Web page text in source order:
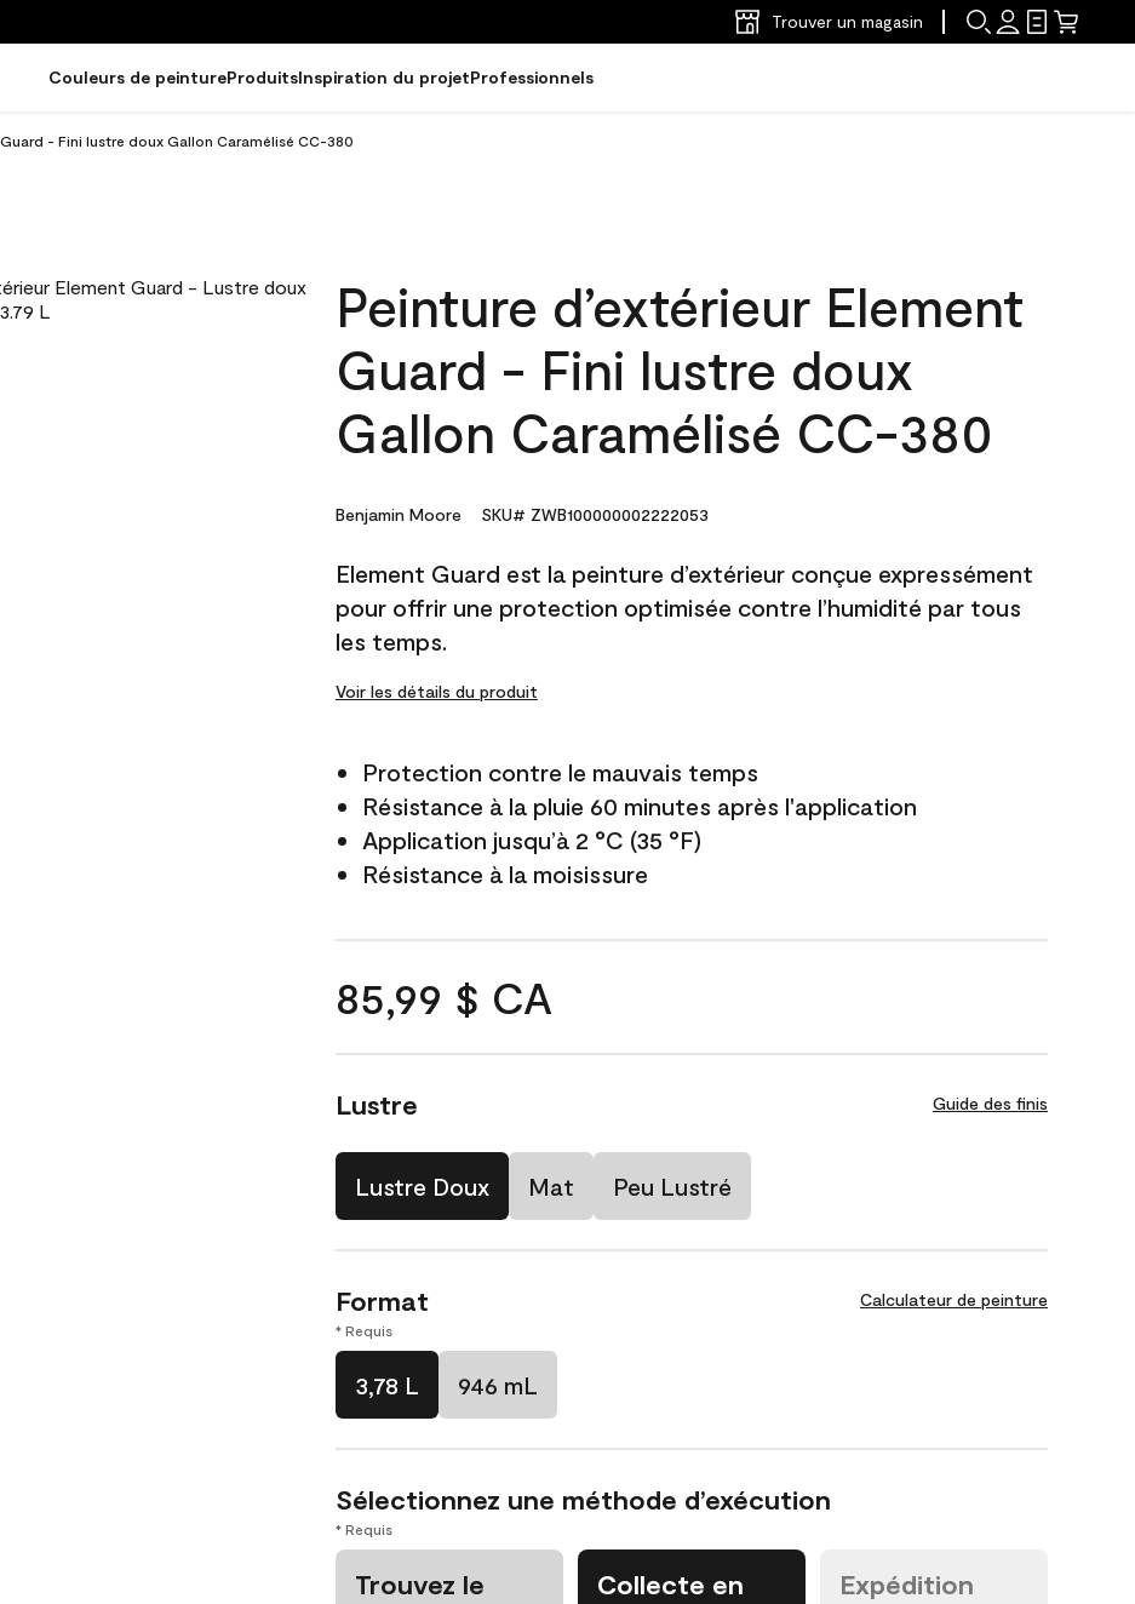
Trouver un magasin
Couleurs de peintureProduitsInspiration du projetProfessionnels
- Fini lustre doux Gallon Caramélisé CC-380
Peinture d’extérieur Element
Guard - Fini lustre doux
Gallon Caramélisé CC-380
Benjamin Moore SKU# ZWB100000002222053
Element Guard est la peinture d’extérieur conçue expressément
pour offrir une protection optimisée contre l’humidité par tous
les temps.
Voir les détails du produit
Protection contre le mauvais temps
Résistance à la pluie 60 minutes après l'application
Application jusqu’à 2 °C (35 °F)
Résistance à la moisissure
85,99 $ CA
Lustre Guide des finis
Lustre Doux Mat Peu Lustré
Format Calculateur de peinture
* Requis
3,78 L 946 mL
Sélectionnez une méthode d’exécution
* Requis
Trouvez le
Collecte en
Expédition